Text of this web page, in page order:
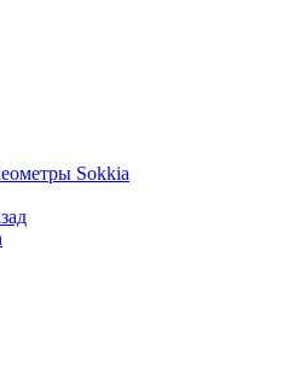
Sokkia